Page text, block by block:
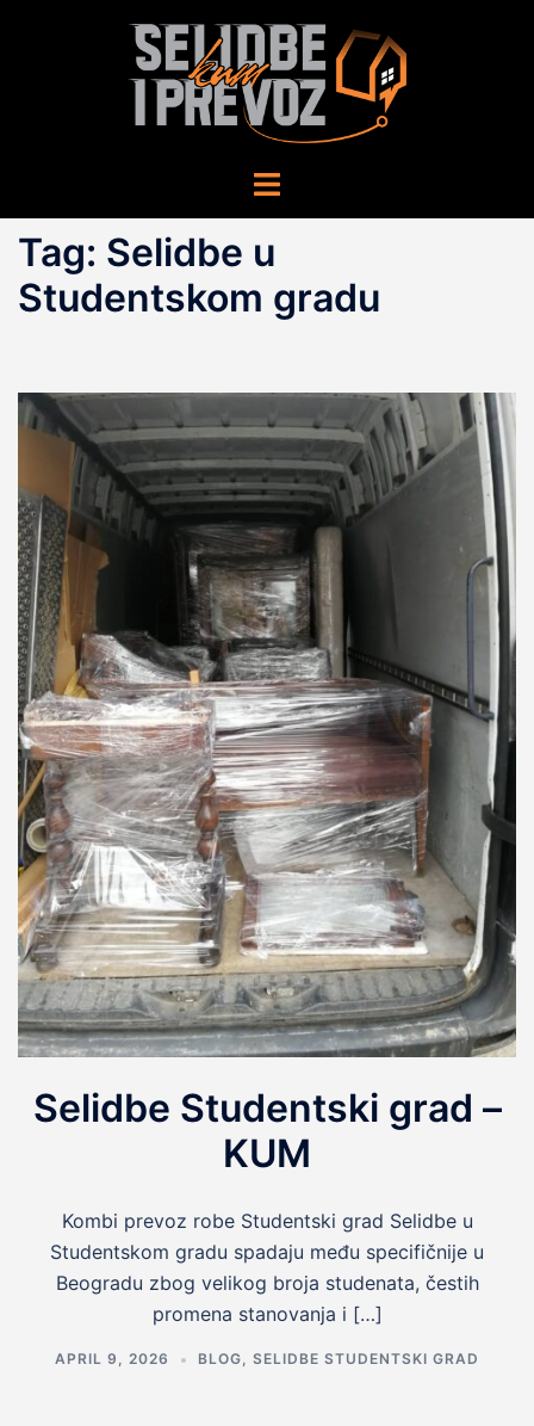
Toggle
Tag: Selidbe u
Studentskom gradu
Selidbe Studentski grad –
KUM
Kombi prevoz robe Studentski grad Selidbe u
Studentskom gradu spadaju među specifičnije u
Beogradu zbog velikog broja studenata, čestih
promena stanovanja i […]
APRIL 9, 2026 BLOG, SELIDBE STUDENTSKI GRAD